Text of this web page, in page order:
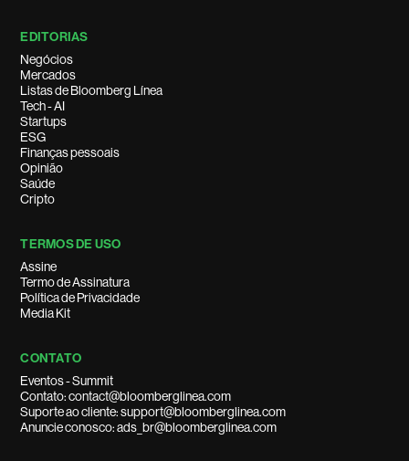
EDITORIAS
Negócios
Mercados
Listas de Bloomberg Línea
Tech - AI
Startups
ESG
Finanças pessoais
Opinião
Saúde
Cripto
TERMOS DE USO
Assine
Termo de Assinatura
Política de Privacidade
Media Kit
CONTATO
Eventos - Summit
Contato: contact@bloomberglinea.com
Suporte ao cliente: support@bloomberglinea.com
Anuncie conosco: ads_br@bloomberglinea.com